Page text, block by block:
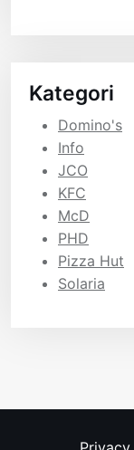
Kategori
Domino's
Info
JCO
KFC
McD
PHD
Pizza Hut
Solaria